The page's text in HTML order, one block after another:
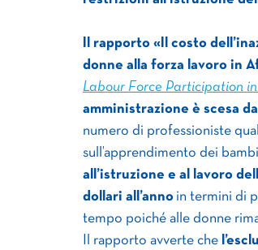
Il rapporto «Il costo
donne alla forza lavoro in
Labour Force Participation
amministrazione è scesa
numero di professioniste
sull’apprendimento dei
all’istruzione e al lavoro
dollari all’anno in termini di
tempo poiché alle donne
Il rapporto avverte che